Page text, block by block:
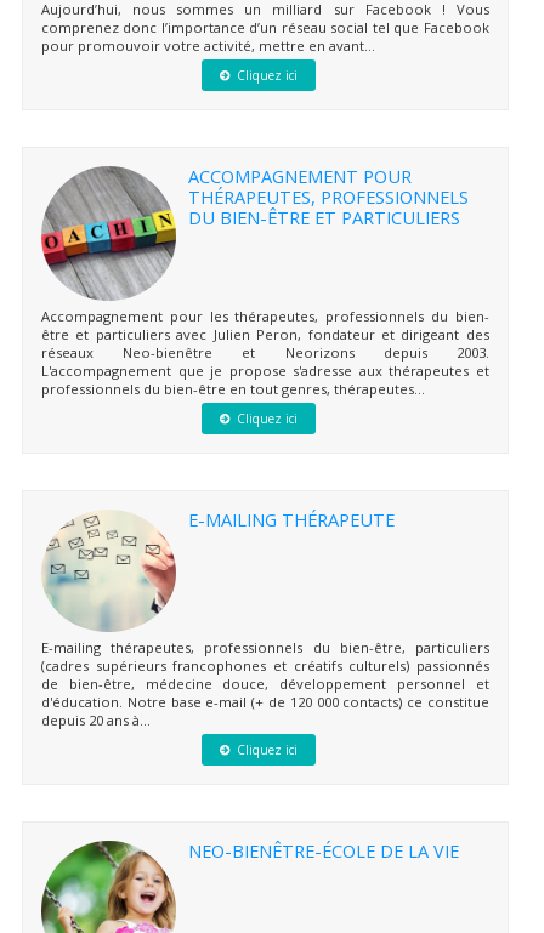
Aujourd’hui, nous sommes un milliard sur Facebook ! Vous
comprenez donc l’importance d’un réseau social tel que Facebook
pour promouvoir votre activité, mettre en avant...
Cliquez ici
ACCOMPAGNEMENT POUR
THÉRAPEUTES, PROFESSIONNELS
DU BIEN-ÊTRE ET PARTICULIERS
Accompagnement pour les thérapeutes, professionnels du bien-
être et particuliers avec Julien Peron, fondateur et dirigeant des
réseaux Neo-bienêtre et Neorizons depuis 2003.
L'accompagnement que je propose s'adresse aux thérapeutes et
professionnels du bien-être en tout genres, thérapeutes...
Cliquez ici
E-MAILING THÉRAPEUTE
E-mailing thérapeutes, professionnels du bien-être, particuliers
(cadres supérieurs francophones et créatifs culturels) passionnés
de bien-être, médecine douce, développement personnel et
d'éducation. Notre base e-mail (+ de 120 000 contacts) ce constitue
depuis 20 ans à...
Cliquez ici
NEO-BIENÊTRE-ÉCOLE DE LA VIE